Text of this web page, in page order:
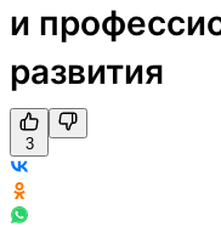
и
развития
3